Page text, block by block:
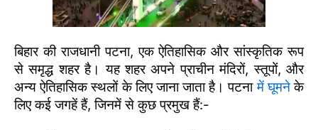
बिहार की राजधानी पटना, एक ऐतिहासिक और सांस्कृतिक रूप
से समृद्ध शहर है। यह शहर अपने प्राचीन मंदिरों, स्तूपों, और
अन्य ऐतिहासिक स्थलों के लिए जाना जाता है। पटनामें घूमनेके
लिए कई जगहें हैं, जिनमें से कुछ प्रमुख हैं:-